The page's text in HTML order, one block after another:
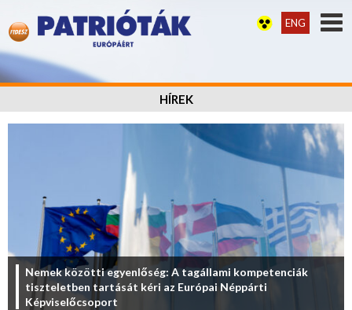
ENG
HÍREK
Nemek közötti egyenlőség: A tagállami kompetenciák
tiszteletben tartását kéri az Európai Néppárti
Képviselőcsoport